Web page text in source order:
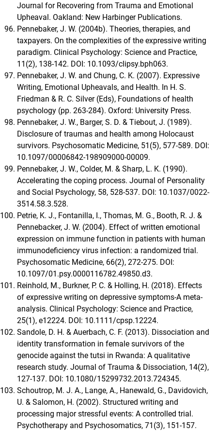
Journal for Recovering from Trauma and Emotional
Upheaval. Oakland: New Harbinger Publications.
Pennebaker, J. W. (2004b). Theories, therapies, and
taxpayers. On the complexities of the expressive writing
paradigm. Clinical Psychology: Science and Practice,
11(2), 138-142. DOI: 10.1093/clipsy.bph063.
Pennebaker, J. W. and Chung, C. K. (2007). Expressive
Writing, Emotional Upheavals, and Health. In H. S.
Friedman & R. C. Silver (Eds), Foundations of health
psychology (pp. 263-284). Oxford: University Press.
Pennebaker, J. W., Barger, S. D. & Tiebout, J. (1989).
Disclosure of traumas and health among Holocaust
survivors. Psychosomatic Medicine, 51(5), 577-589. DOI:
10.1097/00006842-198909000-00009.
Pennebaker, J. W., Colder, M. & Sharp, L. K. (1990).
Accelerating the coping process. Journal of Personality
and Social Psychology, 58, 528-537. DOI: 10.1037/0022-
3514.58.3.528.
Petrie, K. J., Fontanilla, I., Thomas, M. G., Booth, R. J. &
Pennebacker, J. W. (2004). Effect of written emotional
expression on immune function in patients with human
immunodeficiency virus infection: a randomized trial.
Psychosomatic Medicine, 66(2), 272-275. DOI:
10.1097/01.psy.0000116782.49850.d3.
Reinhold, M., Burkner, P. C. & Holling, H. (2018). Effects
of expressive writing on depressive symptoms-A meta-
analysis. Clinical Psychology: Science and Practice,
25(1), e12224. DOI: 10.1111/cpsp.12224.
Sandole, D. H. & Auerbach, C. F. (2013). Dissociation and
identity transformation in female survivors of the
genocide against the tutsi in Rwanda: A qualitative
research study. Journal of Trauma & Dissociation, 14(2),
127-137. DOI: 10.1080/15299732.2013.724345.
Schoutrop, M. J. A., Lange, A., Hanewald, G., Davidovich,
U. & Salomon, H. (2002). Structured writing and
processing major stressful events: A controlled trial.
Psychotherapy and Psychosomatics, 71(3), 151-157.